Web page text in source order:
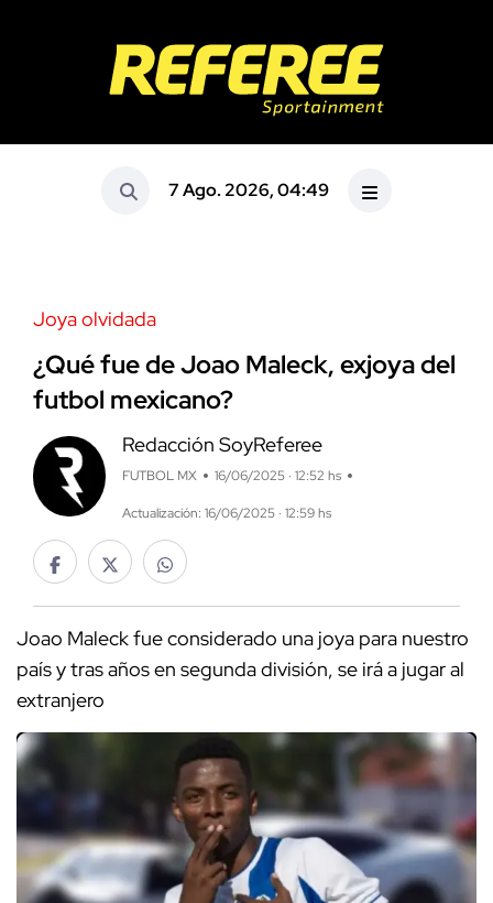
7 Ago. 2026, 04:49
Joya olvidada
¿Qué fue de Joao Maleck, exjoya del
futbol mexicano?
Redacción SoyReferee
FUTBOL MX 16/06/2025 · 12:52 hs
Actualización: 16/06/2025 · 12:59 hs
Joao Maleck fue considerado una joya para nuestro
país y tras años en segunda división, se irá a jugar al
extranjero